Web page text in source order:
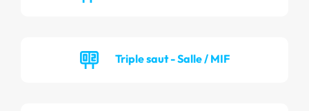
Triple saut - Salle / MIF